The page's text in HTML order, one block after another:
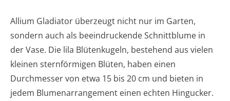
Allium Gladiator überzeugt nicht nur im Garten,
sondern auch als beeindruckende Schnittblume in
der Vase. Die lila Blütenkugeln, bestehend aus vielen
kleinen sternförmigen Blüten, haben einen
Durchmesser von etwa 15 bis 20 cm und bieten in
jedem Blumenarrangement einen echten Hingucker.